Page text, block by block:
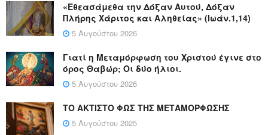
«Εθεασάμεθα την Δόξαν Αυτού, Δόξαν
Πλήρης Χάριτος και Αληθείας» (Ιωάν.1,14)
5 Αυγούστου 2026
Γιατί η Μεταμόρφωση του Χριστού έγινε στο
όρος Θαβώρ; Οι δύο ήλιοι.
5 Αυγούστου 2026
ΤΟ ΑΚΤΙΣΤΟ ΦΩΣ ΤΗΣ ΜΕΤΑΜΟΡΦΩΣΗΣ
5 Αυγούστου 2025